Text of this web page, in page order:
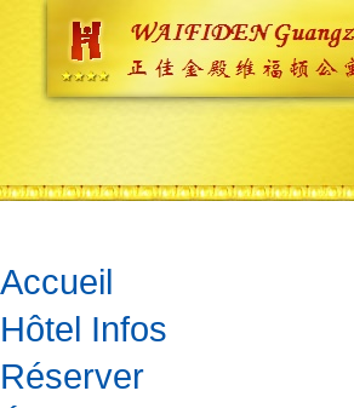
Accueil
Hôtel Infos
Réserver